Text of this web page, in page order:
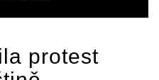
protest